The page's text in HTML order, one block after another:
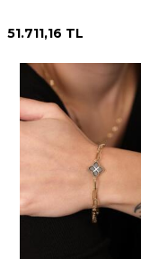
51.711,16 TL